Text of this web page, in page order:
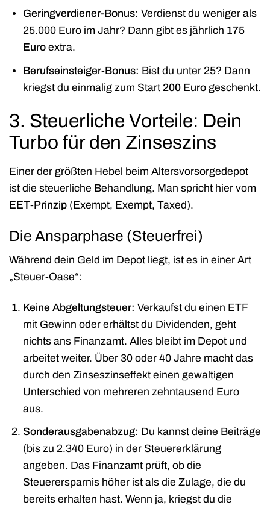
Geringverdiener-Bonus: Verdienst du weniger als
25.000 Euro im Jahr? Dann gibt es jährlich 175
Euroextra.
Berufseinsteiger-Bonus: Bist du unter 25? Dann
kriegst du einmalig zum Start 200 Eurogeschenkt.
3. Steuerliche Vorteile: Dein
Turbo für den Zinseszins
Einer der größten Hebel beim Altersvorsorgedepot
ist die steuerliche Behandlung. Man spricht hier vom
EET-Prinzip (Exempt, Exempt, Taxed).
Die Ansparphase (Steuerfrei)
Während dein Geld im Depot liegt, ist es in einer Art
„Steuer-Oase“:
Keine Abgeltungsteuer: Verkaufst du einen ETF
mit Gewinn oder erhältst du Dividenden, geht
nichts ans Finanzamt. Alles bleibt im Depot und
arbeitet weiter. Über 30 oder 40 Jahre macht das
durch den Zinseszinseffekt einen gewaltigen
Unterschied von mehreren zehntausend Euro
aus.
Sonderausgabenabzug: Du kannst deine Beiträge
(bis zu 2.340 Euro) in der Steuererklärung
angeben. Das Finanzamt prüft, ob die
Steuerersparnis höher ist als die Zulage, die du
bereits erhalten hast. Wenn ja, kriegst du die